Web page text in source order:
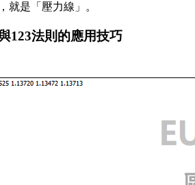
就是「壓力線」。
123法則的應用技巧